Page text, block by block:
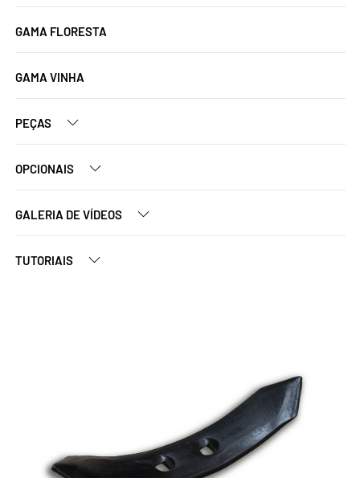
GAMA FLORESTA
GAMA VINHA
PEÇAS
OPCIONAIS
GALERIA DE VÍDEOS
TUTORIAIS